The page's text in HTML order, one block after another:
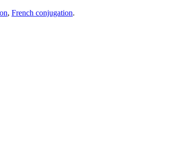
, French conjugation.